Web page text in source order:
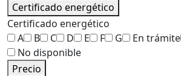
Certificado energético
Certificado energético
A
B C D E F G En trámite
No disponible
Precio